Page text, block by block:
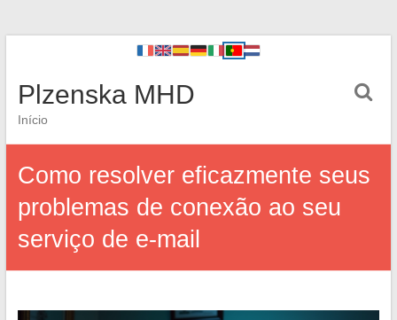
Plzenska MHD
Início
Como resolver eficazmente seus
problemas de conexão ao seu
serviço de e-mail